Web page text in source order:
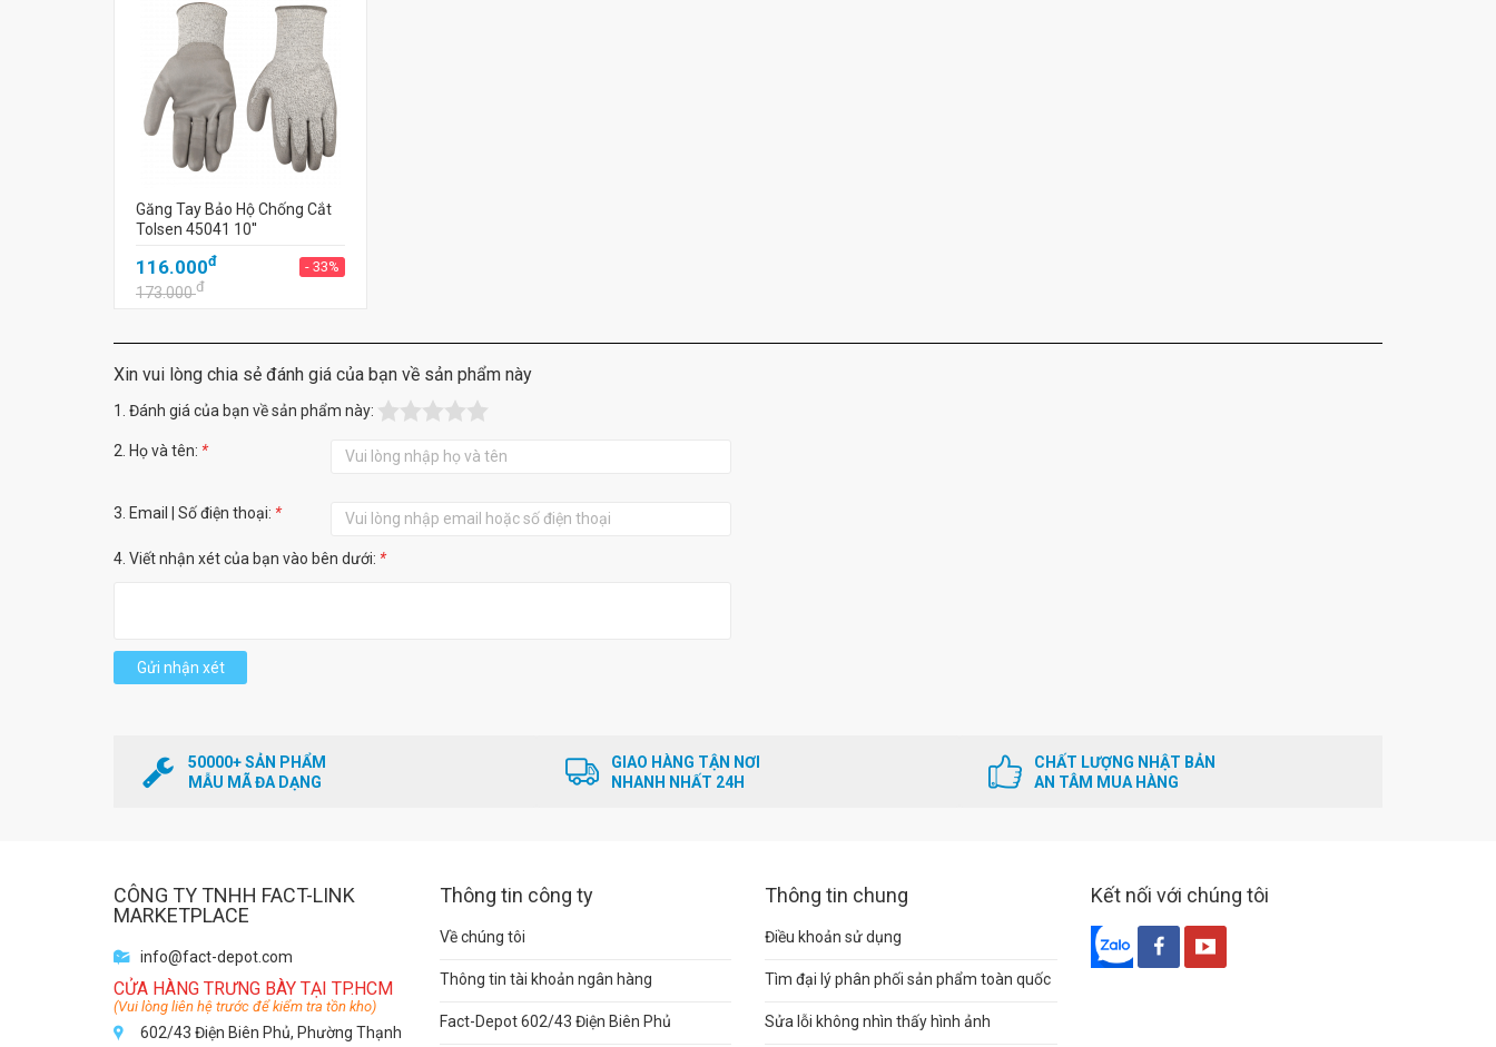
Găng Tay Bảo Hộ Chống Cắt
Tolsen 45041 10''
116.000đ - 33%
173.000đ
Xin vui lòng chia sẻ đánh giá của bạn về sản phẩm này
1. Đánh giá của bạn về sản phẩm này:
2. Họ và tên: *
3. Email | Số điện thoại: *
4. Viết nhận xét của bạn vào bên dưới: *
Gửi nhận xét
50000+ SẢN PHẨM
MẪU MÃ ĐA DẠNG
GIAO HÀNG TẬN NƠI
NHANH NHẤT 24H
CHẤT LƯỢNG NHẬT BẢN
AN TÂM MUA HÀNG
CÔNG TY TNHH FACT-LINK
MARKETPLACE
info@fact-depot.com
CỬA HÀNG TRƯNG BÀY TẠI TP.HCM
(Vui lòng liên hệ trước để kiểm tra tồn kho)
602/43 Điện Biên Phủ, Phường Thạnh
Thông tin công ty
Về chúng tôi
Thông tin tài khoản ngân hàng
Fact-Depot 602/43 Điện Biên Phủ
Thông tin chung
Điều khoản sử dụng
Tìm đại lý phân phối sản phẩm toàn quốc
Sửa lỗi không nhìn thấy hình ảnh
Kết nối với chúng tôi